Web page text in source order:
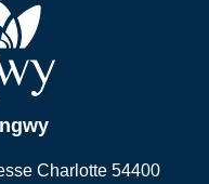
Charlotte 54400